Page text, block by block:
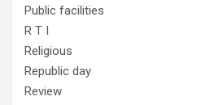
Public facilities
R T I
Religious
Republic day
Review